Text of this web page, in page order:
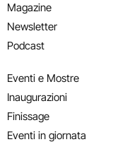
Magazine
Newsletter
Podcast
Eventi e Mostre
Inaugurazioni
Finissage
Eventi in giornata